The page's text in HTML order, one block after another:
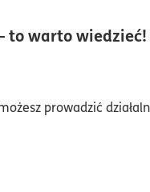
to warto wiedzieć!
prowadzić